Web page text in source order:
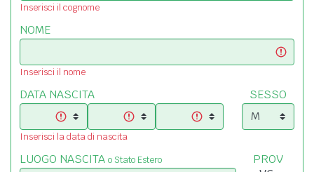
Inserisci il cognome
NOME
Inserisci il nome
DATA NASCITA
Inserisci la data di nascita
SESSO
LUOGO NASCITA o Stato Estero PROV